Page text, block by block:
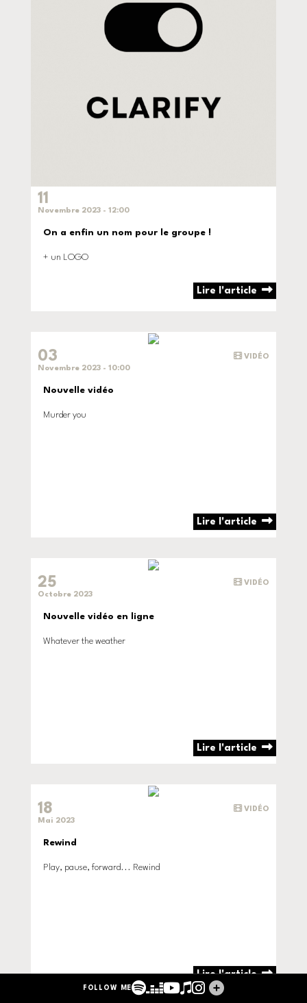
11
Novembre 2023 - 12:00
On a enfin un nom pour le groupe !
+ un LOGO
Lire l'article
VIDÉO
03
Novembre 2023 - 10:00
Nouvelle vidéo
Murder you
Lire l'article
VIDÉO
25
Octobre 2023
Nouvelle vidéo en ligne
Whatever the weather
Lire l'article
VIDÉO
18
Mai 2023
Rewind
Play, pause, forward... Rewind
Lire l'article
FOLLOW ME Spotify
Deezer
YouTube
Apple Music
Instagram